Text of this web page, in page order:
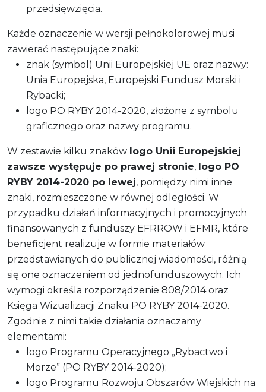
przedsięwzięcia.
Każde oznaczenie w wersji pełnokolorowej musi
zawierać następujące znaki:
znak (symbol) Unii Europejskiej UE oraz nazwy:
Unia Europejska, Europejski Fundusz Morski i
Rybacki;
logo PO RYBY 2014-2020, złożone z symbolu
graficznego oraz nazwy programu.
W zestawie kilku znaków logo Unii Europejskiej
zawsze występuje po prawej stronie, logo PO
RYBY 2014-2020 po lewej, pomiędzy nimi inne
znaki, rozmieszczone w równej odległości. W
przypadku działań informacyjnych i promocyjnych
finansowanych z funduszy EFRROW i EFMR, które
beneficjent realizuje w formie materiałów
przedstawianych do publicznej wiadomości, różnią
się one oznaczeniem od jednofunduszowych. Ich
wymogi określa rozporządzenie 808/2014 oraz
Księga Wizualizacji Znaku PO RYBY 2014-2020.
Zgodnie z nimi takie działania oznaczamy
elementami:
logo Programu Operacyjnego „Rybactwo i
Morze” (PO RYBY 2014-2020);
logo Programu Rozwoju Obszarów Wiejskich na